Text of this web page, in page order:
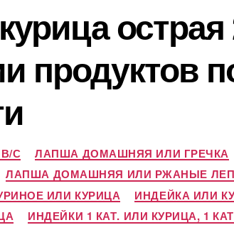
острая
продуктов
С
ЛАПША ДОМАШНЯЯ ИЛИ ГРЕЧКА
ЛАПША ДОМАШНЯЯ ИЛИ РЖАНЫЕ
ИЛИ КУРИЦА
ИНДЕЙКА ИЛИ
ИНДЕЙКИ 1 КАТ. ИЛИ КУРИЦА, 1